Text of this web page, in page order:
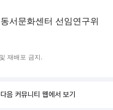
서문화센터 선임연구위
재배포 금지.
음 커뮤니티 웹에서 보기